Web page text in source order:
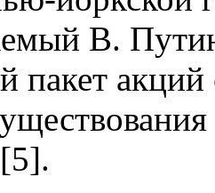
В.
пакет